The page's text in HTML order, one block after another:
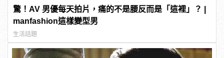
驚！AV 男優每天拍片，痛的不是腰反而是「這裡」？ |
manfashion這樣變型男
生活話題